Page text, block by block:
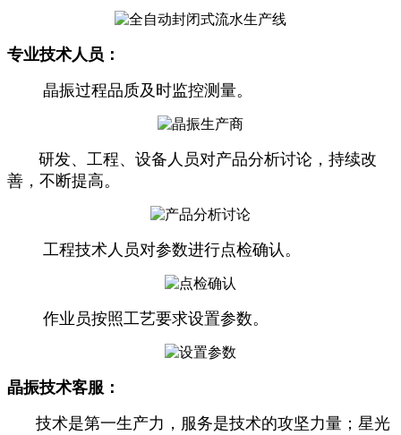
专业技术人员：
晶振过程品质及时监控测量。
研发、工程、设备人员对产品分析讨论， 持续改
善，不断提高。
工程技术人员对参数进行点检确认。
作业员按照工艺要求设置参数。
晶振技术客服：
技术是第一生产力，服务是技术的攻坚力量；星光